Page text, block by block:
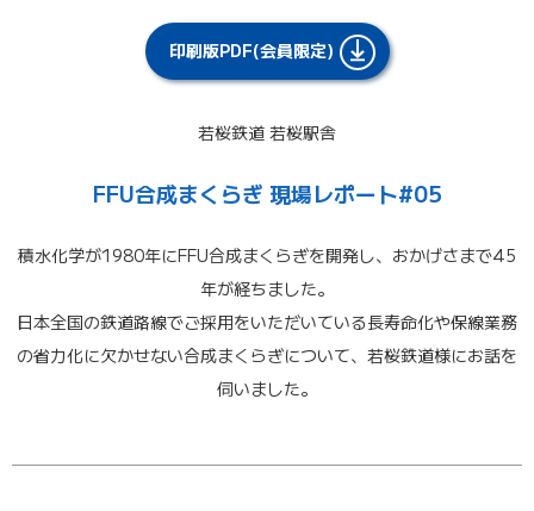
印刷版PDF(会員限定)
若桜鉄道 若桜駅舎
FFU合成まくらぎ 現場レポート#05
積水化学が1980年にFFU合成まくらぎを開発し、おかげさまで45
年が経ちました。
日本全国の鉄道路線でご採用をいただいている長寿命化や保線業務
の省力化に欠かせない合成まくらぎについて、若桜鉄道様にお話を
伺いました。